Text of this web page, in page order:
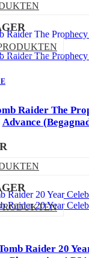
Raider The
Advance
Raider 20